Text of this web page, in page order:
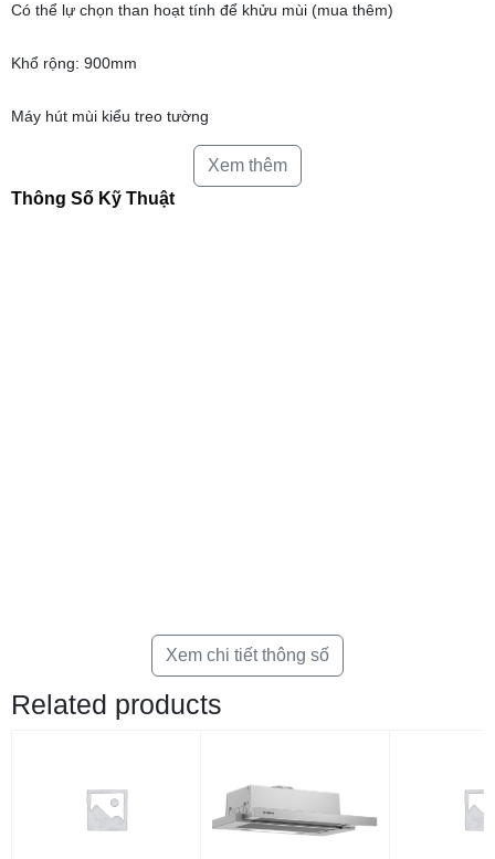
Có thể lự chọn than hoạt tính để khửu mùi (mua thêm)
Khổ rộng: 900mm
Máy hút mùi kiểu treo tường
Công suất hút tối đa: 650 (m3/h)Xem thêm
Thông Số Kỹ Thuật
Xem chi tiết thông số
Related products